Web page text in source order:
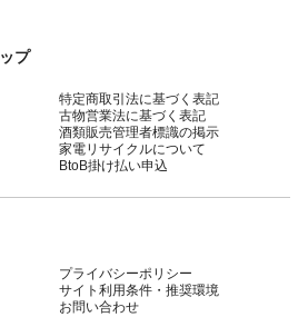
プ
特定商取引法に基づく表記
古物営業法に基づく表記
酒類販売管理者標識の掲示
家電リサイクルについて
BtoB掛け払い申込
プライバシーポリシー
サイト利用条件・推奨環境
お問い合わせ